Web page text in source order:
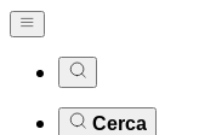
Cerca